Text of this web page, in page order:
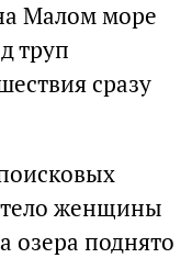
Малом море
труп
сразу
тело женщины
озера поднято